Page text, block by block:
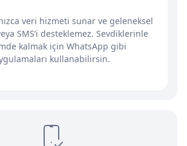
veri hizmeti sunar ve geleneksel
SMS’i desteklemez. Sevdiklerinle
kalmak için WhatsApp gibi
kullanabilirsin.